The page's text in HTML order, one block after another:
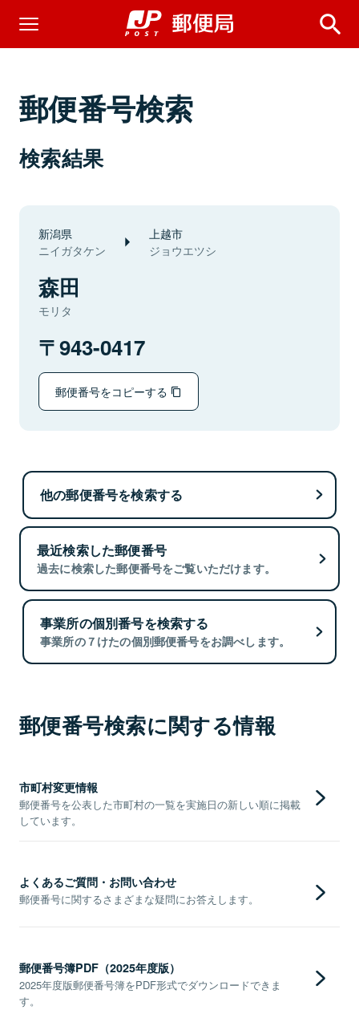
郵便番号検索
検索結果
新潟県
ニイガタケン
上越市
ジョウエツシ
森田
モリタ
943-0417
郵便番号をコピーする
他の郵便番号を検索する
最近検索した郵便番号
過去に検索した郵便番号をご覧いただけます。
事業所の個別番号を検索する
事業所の７けたの個別郵便番号をお調べします。
郵便番号検索に関する情報
市町村変更情報
郵便番号を公表した市町村の一覧を実施日の新しい順に掲載
しています。
よくあるご質問・お問い合わせ
郵便番号に関するさまざまな疑問にお答えします。
郵便番号簿PDF（2025年度版）
2025年度版郵便番号簿をPDF形式でダウンロードできま
す。